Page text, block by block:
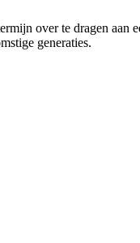
over te dragen aan
generaties.